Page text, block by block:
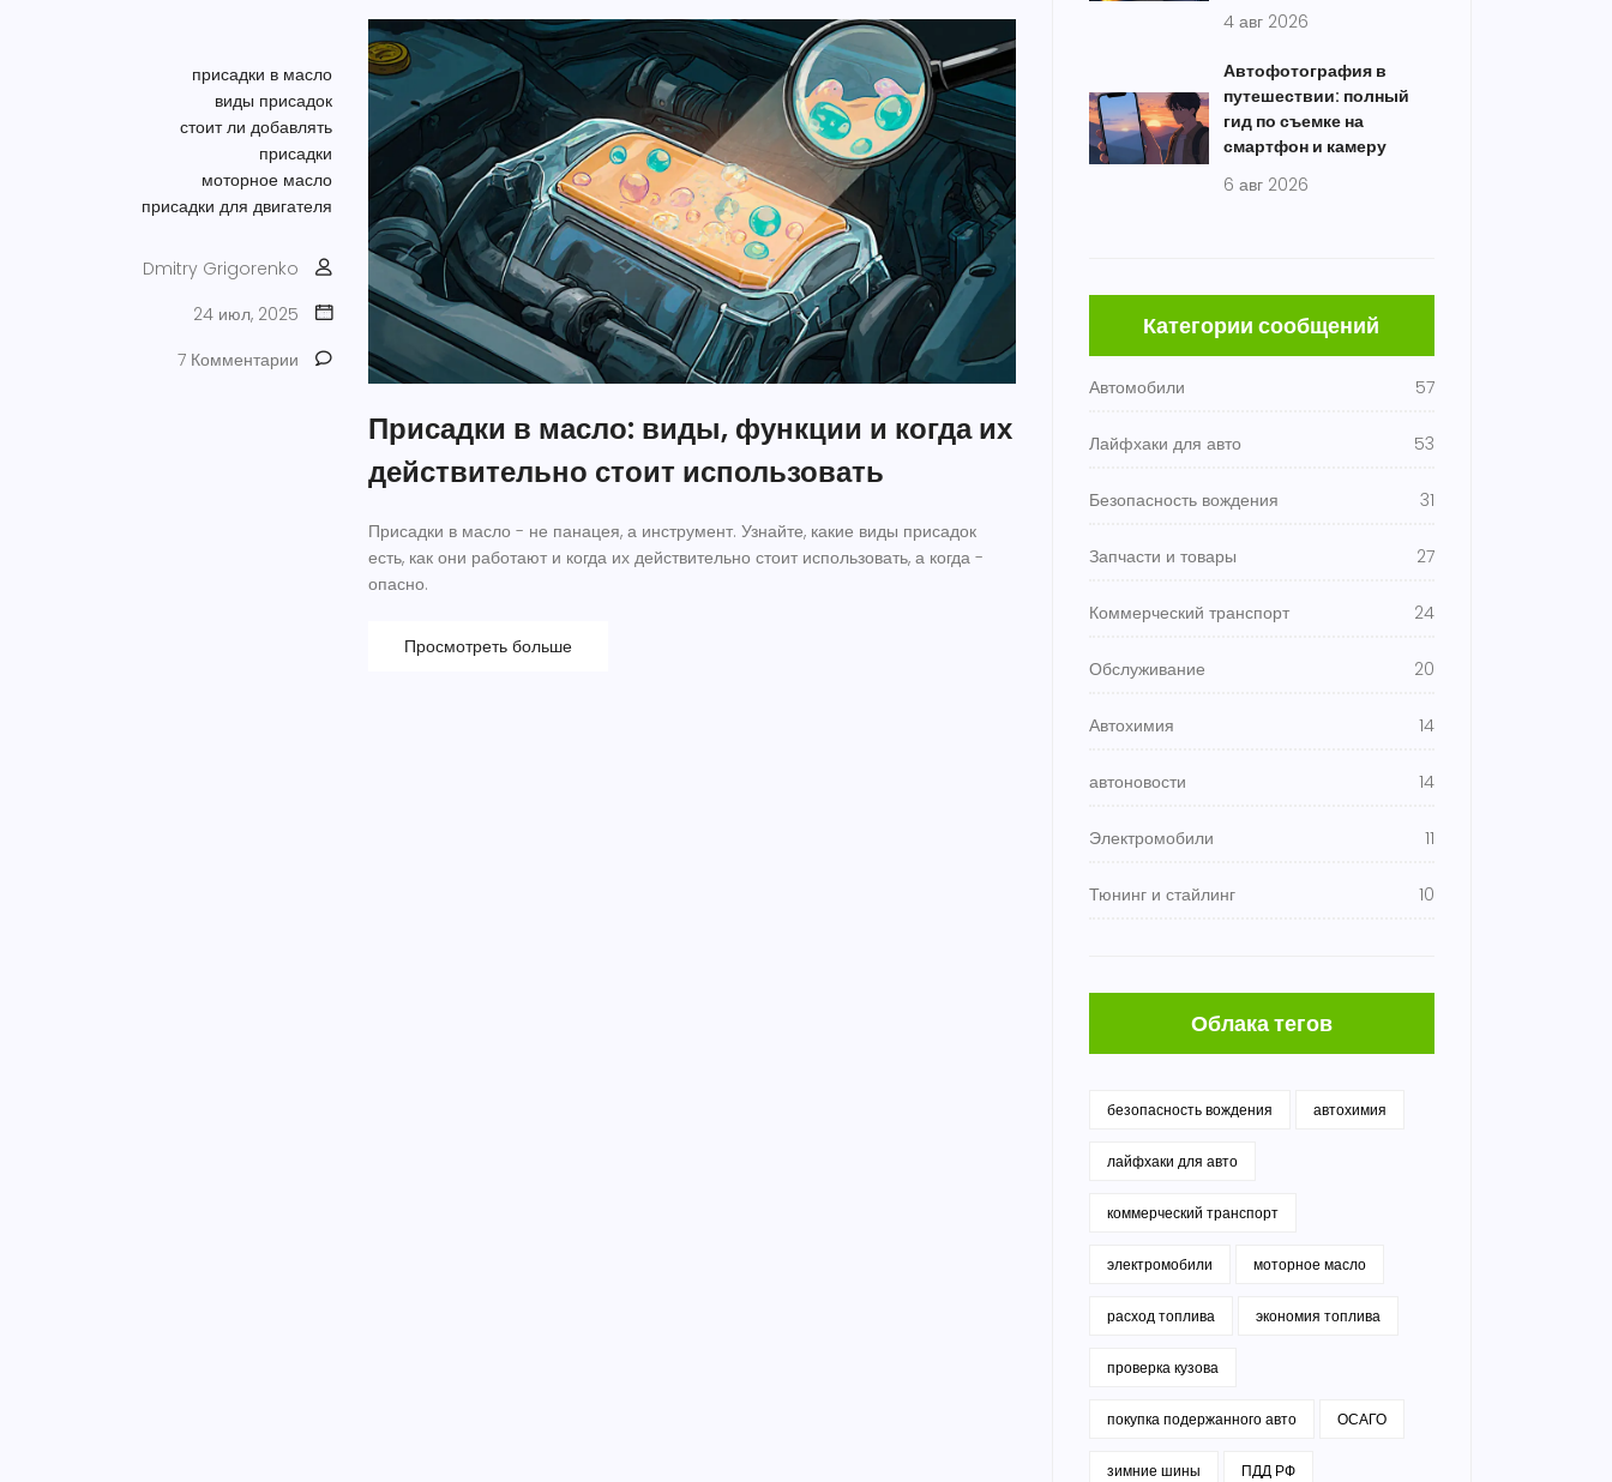
присадки в масло
виды присадок
стоит ли добавлять
присадки
моторное масло
присадки для двигателя
Dmitry Grigorenko
24 июл, 2025
7 Комментарии
Присадки в масло: виды, функции и когда их
действительно стоит использовать
Присадки в масло - не панацея, а инструмент. Узнайте, какие виды присадок
есть, как они работают и когда их действительно стоит использовать, а когда -
опасно.
Просмотреть больше
4 авг 2026
Автофотография в
путешествии: полный
гид по съемке на
смартфон и камеру
6 авг 2026
Категории сообщений
Автомобили 57
Лайфхаки для авто 53
Безопасность вождения 31
Запчасти и товары 27
Коммерческий транспорт 24
Обслуживание 20
Автохимия 14
автоновости 14
Электромобили 11
Тюнинг и стайлинг 10
Облака тегов
безопасность вождения автохимия
лайфхаки для авто
коммерческий транспорт
электромобили моторное масло
расход топлива экономия топлива
проверка кузова
покупка подержанного авто ОСАГО
зимние шины ПДД РФ